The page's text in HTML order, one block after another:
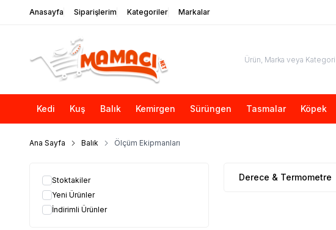
Anasayfa Siparişlerim Kategoriler Markalar
Kedi Kuş Balık Kemirgen Sürüngen Tasmalar Köpek
Ana Sayfa Balık Ölçüm Ekipmanları
Stoktakiler
Yeni Ürünler
İndirimli Ürünler
Derece & Termometre